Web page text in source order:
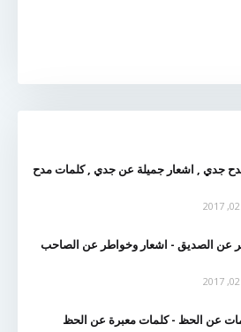
جدي , اشعار جميلة عن جدي , كلمات مدح
عن الصديق - اشعار وخواطر عن الصاحب
عن الحظ - كلمات معبرة عن الحظ